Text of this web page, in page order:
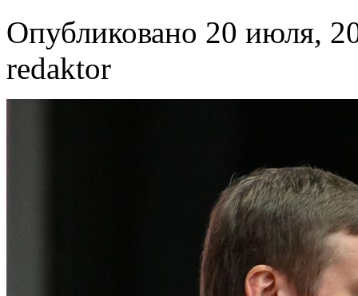
Опубликовано 20 июля,
redaktor